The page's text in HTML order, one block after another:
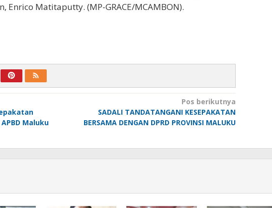
Enrico Matitaputty. (MP-GRACE/MCAMBON).
Maluku
Pos berikutnya
SADALI TANDATANGANI KESEPAKATAN
BERSAMA DENGAN DPRD PROVINSI MALUKU